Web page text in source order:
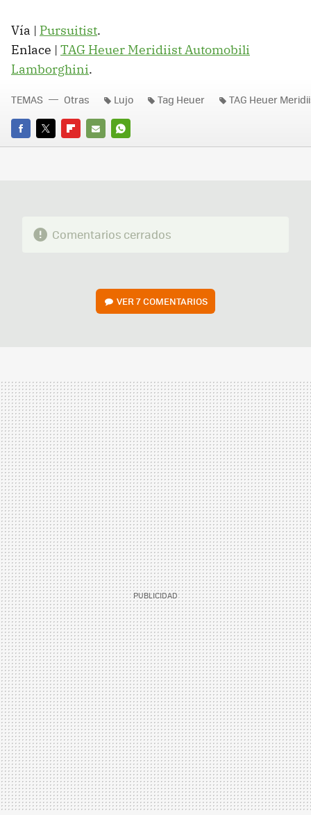
Vía | Pursuitist.
Enlace | TAG Heuer Meridiist Automobili
Lamborghini.
FACEBOOK
TWITTERFLIPBOARD
E-
WHATSAPP
TEMAS Otras Lujo Tag Heuer TAG Heuer
Comentarios cerrados
VER7 COMENTARIOS